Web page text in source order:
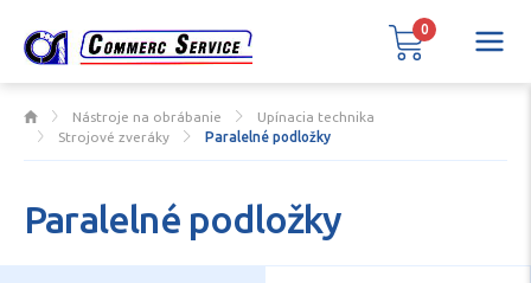
Nástroje na obrábanie
Upínacia technika
Strojové zveráky
Paralelné podložky
Paralelné podložky
0